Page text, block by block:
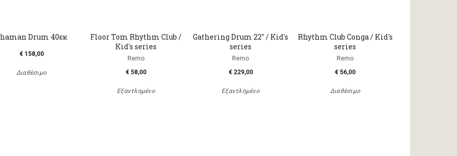
Drum 40εκ
€ 158,00
Διαθέσιμο
Floor Tom Rhythm Club /
Kid's series
Remo
€ 58,00
Εξαντλημένο
Gathering Drum 22" / Kid's
series
Remo
€ 229,00
Εξαντλημένο
Rhythm Club Conga / Kid's
series
Remo
€ 56,00
Διαθέσιμο